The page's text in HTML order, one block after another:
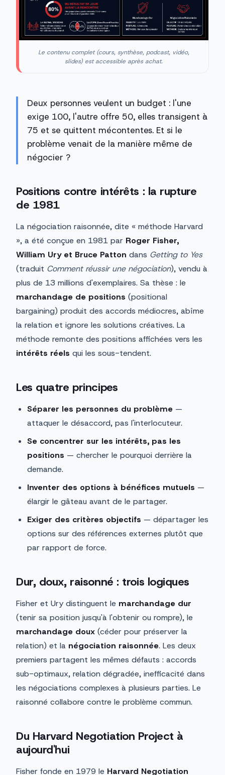
Le contenu complet (cours, synthèse, podcast, vidéo,
slides) est accessible après achat.
Deux personnes veulent un budget : l'une
exige 100, l'autre offre 50, elles transigent à
75 et se quittent mécontentes. Et si le
problème venait de la manière même de
négocier ?
Positions contre intérêts : la rupture
de 1981
La négociation raisonnée, dite « méthode Harvard
», a été conçue en 1981 par Roger Fisher,
William Ury et Bruce Patton dans Getting to Yes
(traduit Comment réussir une négociation), vendu à
plus de 13 millions d'exemplaires. Sa thèse : le
marchandage de positions (positional
bargaining) produit des accords médiocres, abîme
la relation et ignore les solutions créatives. La
méthode remonte des positions affichées vers les
intérêts réels qui les sous-tendent.
Les quatre principes
Séparer les personnes du problème —
attaquer le désaccord, pas l'interlocuteur.
Se concentrer sur les intérêts, pas les
positions — chercher le pourquoi derrière la
demande.
Inventer des options à bénéfices mutuels —
élargir le gâteau avant de le partager.
Exiger des critères objectifs — départager les
options sur des références externes plutôt que
par rapport de force.
Dur, doux, raisonné : trois logiques
Fisher et Ury distinguent le marchandage dur
(tenir sa position jusqu'à l'obtenir ou rompre), le
marchandage doux (céder pour préserver la
relation) et la négociation raisonnée. Les deux
premiers partagent les mêmes défauts : accords
sub-optimaux, relation dégradée, inefficacité dans
les négociations complexes à plusieurs parties. Le
raisonné collabore contre le problème commun.
Du Harvard Negotiation Project à
aujourd'hui
Fisher fonde en 1979 le Harvard Negotiation